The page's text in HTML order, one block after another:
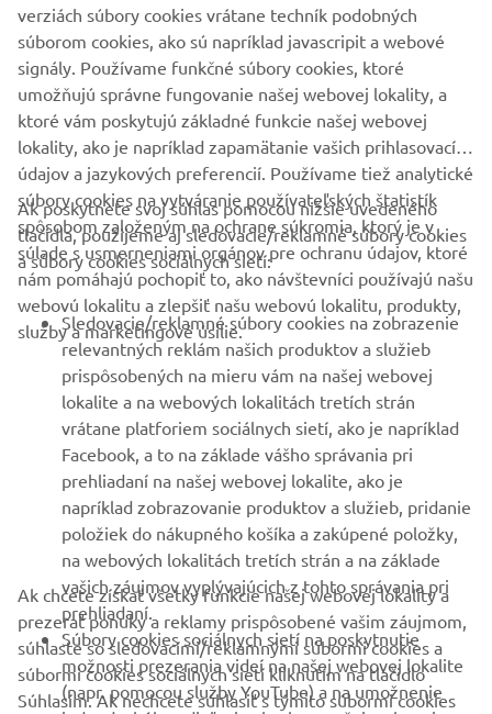
OBJAVTE CELÝ MODELOVÝ RAD
FIREMNÉ STRÁNKY
B2B
VIAC YAMAHA
PODPORA
BULLETIN
Získajte medzi prvými informácie o najnovších ponukách,
špeciálnych akciách, nových verziách a mnoho ďalšieho
PRIHLÁSIŤ SA NA ODBER
verziách súbory cookies vrátane techník podobných
súborom cookies, ako sú napríklad javascripit a webové
signály. Používame funkčné súbory cookies, ktoré
umožňujú správne fungovanie našej webovej lokality, a
ktoré vám poskytujú základné funkcie našej webovej
lokality, ako je napríklad zapamätanie vašich prihlasovacích
údajov a jazykových preferencií. Používame tiež analytické
súbory cookies na vytváranie používateľských štatistík
spôsobom založeným na ochrane súkromia, ktorý je v
súlade s usmerneniami orgánov pre ochranu údajov, ktoré
nám pomáhajú pochopiť to, ako návštevníci používajú našu
webovú lokalitu a zlepšiť našu webovú lokalitu, produkty,
služby a marketingové úsilie.
Ak poskytnete svoj súhlas pomocou nižšie uvedeného
tlačidla, použijeme aj sledovacie/reklamné súbory cookies
a súbory cookies sociálnych sietí:
Sledovacie/reklamné súbory cookies na zobrazenie
relevantných reklám našich produktov a služieb
prispôsobených na mieru vám na našej webovej
lokalite a na webových lokalitách tretích strán
vrátane platforiem sociálnych sietí, ako je napríklad
Facebook, a to na základe vášho správania pri
prehliadaní na našej webovej lokalite, ako je
napríklad zobrazovanie produktov a služieb, pridanie
položiek do nákupného košíka a zakúpené položky,
na webových lokalitách tretích strán a na základe
vašich záujmov vyplývajúcich z tohto správania pri
prehliadaní.
Súbory cookies sociálnych sietí na poskytnutie
možnosti prezerania videí na našej webovej lokalite
(napr. pomocou služby YouTube) a na umožnenie
Ak chcete získať všetky funkcie našej webovej lokality a
prezerať ponuky a reklamy prispôsobené vašim záujmom,
súhlaste so sledovacími/reklamnými súbormi cookies a
súbormi cookies sociálnych sietí kliknutím na tlačidlo
Súhlasím. Ak nechcete súhlasiť s týmito súbormi cookies